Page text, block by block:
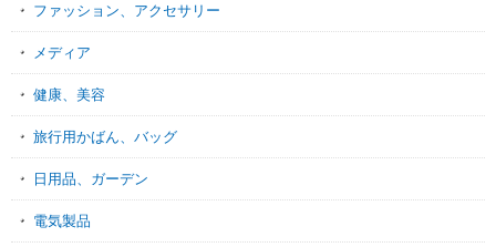
ファッション、アクセサリー
メディア
健康、美容
旅行用かばん、バッグ
日用品、ガーデン
電気製品